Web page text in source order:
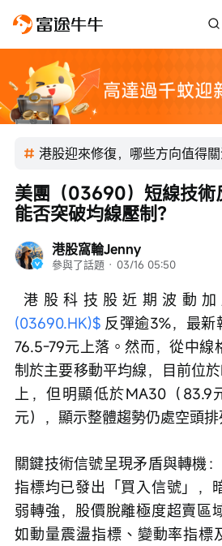
港股迎來修復，哪些方向值得關
港股窩輪Jenny
參與了話題 · 03/16 05:50
美團（03690）短線技術
能否突破均線壓制？
港股科技股近期波動
(03690.HK)$ 反彈逾3%，最新
76.5-79元上落。然而，從中線
制於主要移動平均線，目前位
上，但明顯低於MA30（83.9
元），顯示整體趨勢仍處空頭排
關鍵技術信號呈現矛盾與轉機
指標均已發出「買入信號」，
弱轉強，股價脫離極度超賣區
如動量震盪指標、變動率指標